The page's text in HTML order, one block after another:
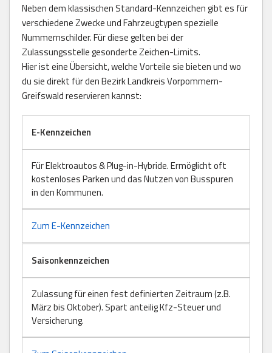
Neben dem klassischen Standard-Kennzeichen gibt es für
verschiedene Zwecke und Fahrzeugtypen spezielle
Nummernschilder. Für diese gelten bei der
Zulassungsstelle gesonderte Zeichen-Limits.
Hier ist eine Übersicht, welche Vorteile sie bieten und wo
du sie direkt für den Bezirk Landkreis Vorpommern-
Greifswald reservieren kannst:
E-Kennzeichen
Für Elektroautos & Plug-in-Hybride. Ermöglicht oft
kostenloses Parken und das Nutzen von Busspuren
in den Kommunen.
Zum E-Kennzeichen
Saisonkennzeichen
Zulassung für einen fest definierten Zeitraum (z.B.
März bis Oktober). Spart anteilig Kfz-Steuer und
Versicherung.